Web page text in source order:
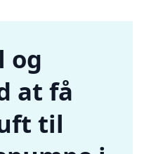
og
at få
til